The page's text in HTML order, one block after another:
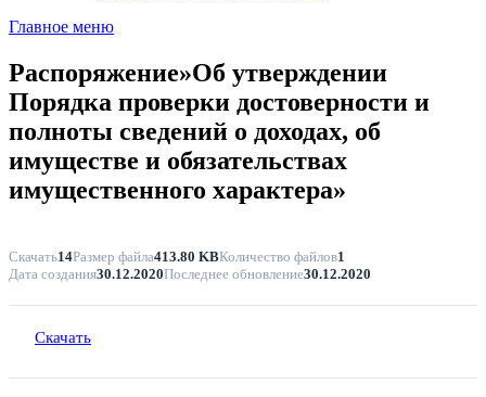
Главное меню
Распоряжение»Об утверждении
Порядка проверки достоверности и
полноты сведений о доходах, об
имуществе и обязательствах
имущественного характера»
Скачать14Размер файла413.80 KBКоличество файлов1
Дата создания30.12.2020Последнее обновление30.12.2020
Скачать